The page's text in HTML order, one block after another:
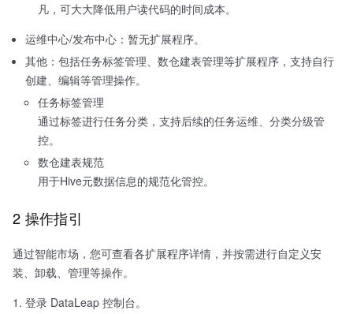
凡，可大大降低用户读代码的时间成本。
运维中心/发布中心：暂无扩展程序。
其他：包括任务标签管理、数仓建表管理等扩展程序，支持自行
创建、编辑等管理操作。
任务标签管理
通过标签进行任务分类，支持后续的任务运维、分类分级管
控。
数仓建表规范
用于Hive元数据信息的规范化管控。
2 操作指引
通过智能市场，您可查看各扩展程序详情，并按需进行自定义安
装、卸载、管理等操作。
登录 DataLeap 控制台。